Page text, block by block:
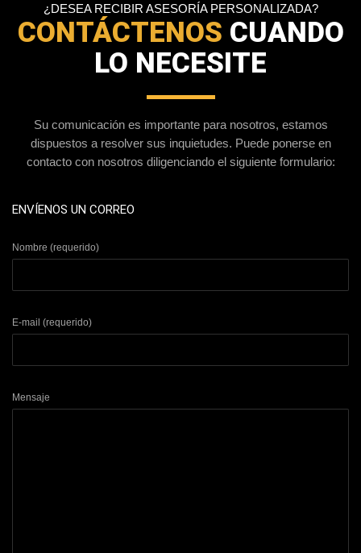
¿DESEA RECIBIR ASESORÍA PERSONALIZADA?
CONTÁCTENOS CUANDO
LO NECESITE
Su comunicación es importante para nosotros, estamos
dispuestos a resolver sus inquietudes. Puede ponerse en
contacto con nosotros diligenciando el siguiente formulario:
ENVÍENOS UN CORREO
Nombre (requerido)
E-mail (requerido)
Mensaje